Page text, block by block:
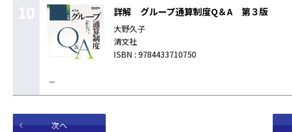
10 詳解 グループ通算制度Q＆A 第３版
大野久子
清文社
ISBN : 9784433710750
次へ